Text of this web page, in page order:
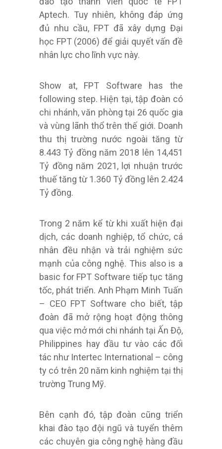
Aptech. Tuy nhiên, không đáp ứng
đủ nhu cầu, FPT đã xây dựng Đại
học FPT (2006) để giải quyết vấn đề
nhân lực cho lĩnh vực này.
Show at, FPT Software has the
following step. Hiện tại, tập đoàn có
chi nhánh, văn phòng tại 26 quốc gia
và vùng lãnh thổ trên thế giới. Doanh
thu thị trường nước ngoài tăng từ
8.443 Tỷ đồng năm 2018 lên 14,451
Tỷ đồng năm 2021, lợi nhuận trước
thuế tăng từ 1.360 Tỷ đồng lên 2.424
Tỷ đồng.
Trong 2 năm kể từ khi xuất hiện đại
dịch, các doanh nghiệp, tổ chức, cá
nhân đều nhận và trải nghiệm sức
mạnh của công nghệ. This also is a
basic for FPT Software tiếp tục tăng
tốc, phát triển. Anh Phạm Minh Tuấn
– CEO FPT Software cho biết, tập
đoàn đã mở rộng hoạt động thông
qua việc mở mới chi nhánh tại Ấn Độ,
Philippines hay đầu tư vào các đối
tác như Intertec International – công
ty có trên 20 năm kinh nghiệm tại thị
trường Trung Mỹ.
Bên cạnh đó, tập đoàn cũng triển
khai đào tạo đội ngũ và tuyển thêm
các chuyên gia công nghệ hàng đầu